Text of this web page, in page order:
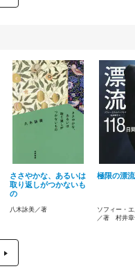
ささやかな、あるいは
取り返しがつかないも
の
八木詠美／著
極限の漂
ソフィー・
／著 村井章